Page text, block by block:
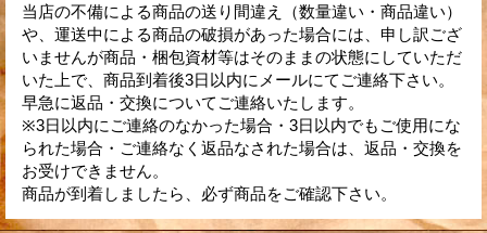
当店の不備による商品の送り間違え（数量違い・商品違い）
や、運送中による商品の破損があった場合には、申し訳ござ
いませんが商品・梱包資材等はそのままの状態にしていただ
いた上で、商品到着後3日以内にメールにてご連絡下さい。
早急に返品・交換についてご連絡いたします。
※3日以内にご連絡のなかった場合・3日以内でもご使用にな
られた場合・ご連絡なく返品なされた場合は、返品・交換を
お受けできません。
商品が到着しましたら、必ず商品をご確認下さい。